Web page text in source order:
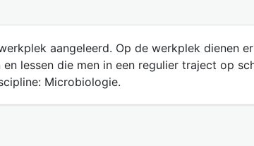
aangeleerd. Op de werkplek dienen
lessen die men in een regulier traject op
Microbiologie.